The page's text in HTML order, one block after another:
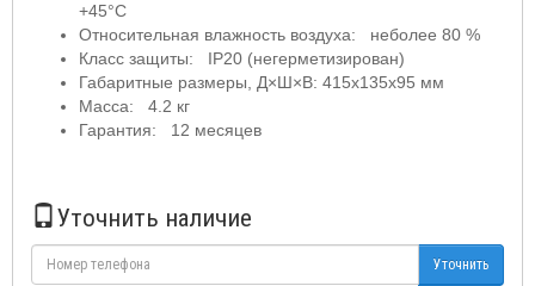
+45°С
Относительная влажность воздуха: неболее 80 %
Класс защиты: IP20 (негерметизирован)
Габаритные размеры, Д×Ш×В: 415х135х95 мм
Масса: 4.2 кг
Гарантия: 12 месяцев
Уточнить наличие
Уточнить